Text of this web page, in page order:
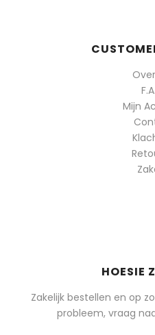
Mijn
HOESIE
Zakelijk bestellen en op
probleem, vraag